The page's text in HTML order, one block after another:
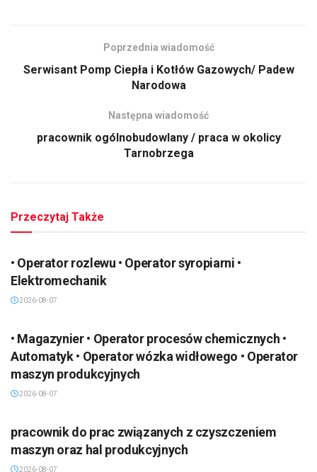
Poprzednia wiadomość
Serwisant Pomp Ciepła i Kotłów Gazowych/ Padew
Narodowa
Następna wiadomość
pracownik ogólnobudowlany / praca w okolicy
Tarnobrzega
Przeczytaj Także
• Operator rozlewu • Operator syropiarni •
Elektromechanik
2026-08-07
• Magazynier • Operator procesów chemicznych •
Automatyk • Operator wózka widłowego • Operator
maszyn produkcyjnych
2026-08-07
pracownik do prac związanych z czyszczeniem
maszyn oraz hal produkcyjnych
2026-08-07